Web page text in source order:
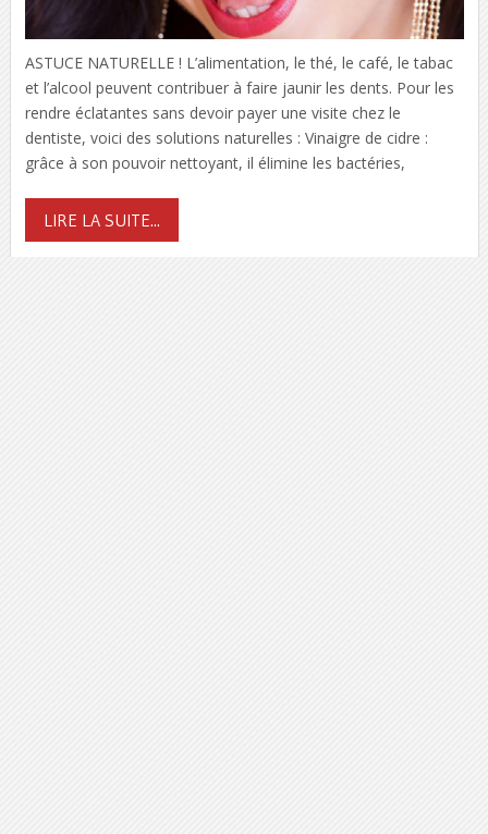
ASTUCE NATURELLE ! L’alimentation, le thé, le café, le tabac
et l’alcool peuvent contribuer à faire jaunir les dents. Pour les
rendre éclatantes sans devoir payer une visite chez le
dentiste, voici des solutions naturelles : Vinaigre de cidre :
grâce à son pouvoir nettoyant, il élimine les bactéries,
LIRE LA SUITE...